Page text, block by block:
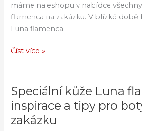
máme na eshopu v nabídce
flamenca na zakázku. V blízké
Luna flamenca
Číst více »
Speciální kůže Luna
inspirace a tipy pro
zakázku
Speciální
kůže
Luna
flamenca